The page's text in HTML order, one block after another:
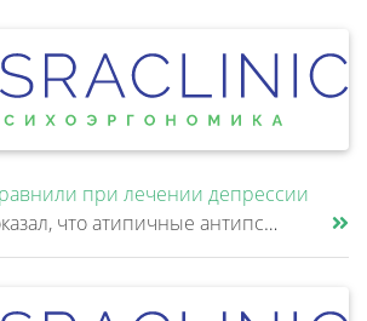
при лечении депрессии
Новый анализ показал, что атипичные антипсихотики, которые иногда добавляют к антидепрессантам при большом депрессивном......